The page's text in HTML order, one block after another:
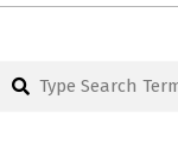
Search